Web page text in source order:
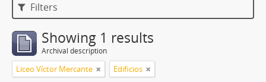
Filters
Showing 1 results
Archival description
Liceo Víctor Mercante Edificios